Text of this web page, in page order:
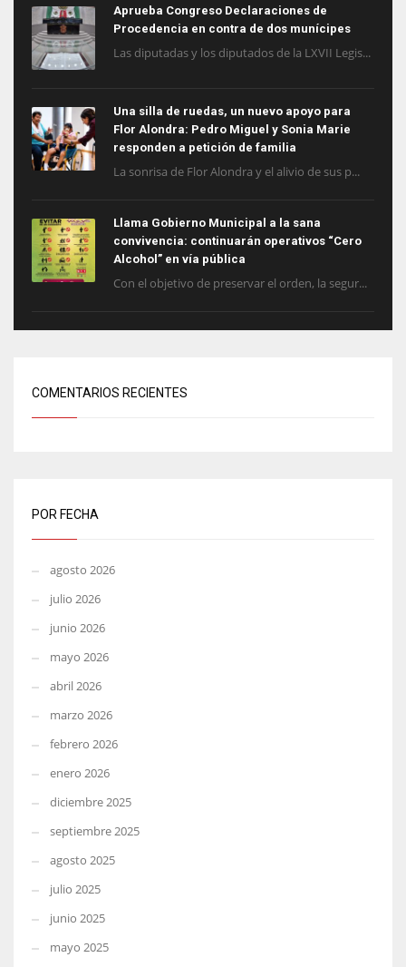
Aprueba Congreso Declaraciones de
Procedencia en contra de dos munícipes
Las diputadas y los diputados de la LXVII Legis...
Una silla de ruedas, un nuevo apoyo para
Flor Alondra: Pedro Miguel y Sonia Marie
responden a petición de familia
La sonrisa de Flor Alondra y el alivio de sus p...
Llama Gobierno Municipal a la sana
convivencia: continuarán operativos “Cero
Alcohol” en vía pública
Con el objetivo de preservar el orden, la segur...
COMENTARIOS RECIENTES
POR FECHA
agosto 2026
julio 2026
junio 2026
mayo 2026
abril 2026
marzo 2026
febrero 2026
enero 2026
diciembre 2025
septiembre 2025
agosto 2025
julio 2025
junio 2025
mayo 2025